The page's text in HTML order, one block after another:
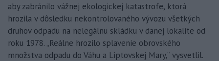
aby zabránilo vážnej ekologickej katastrofe, ktorá
hrozila v dôsledku nekontrolovaného vývozu všetkých
druhov odpadu na nelegálnu skládku v danej lokalite od
roku 1978. „Reálne hrozilo splavenie obrovského
množstva odpadu do Váhu a Liptovskej Mary,“ vysvetlil.